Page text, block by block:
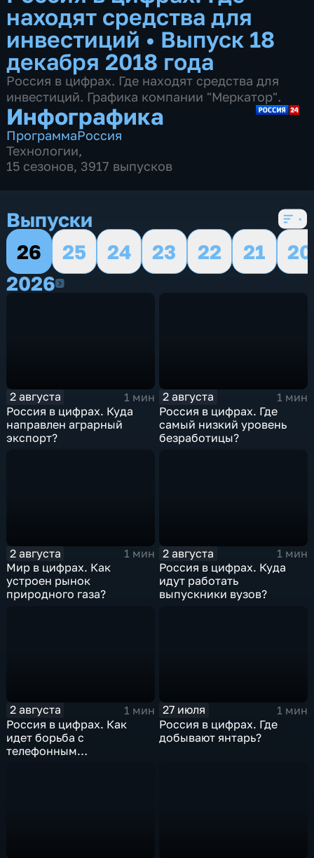
находят средства для
инвестиций • Выпуск 18
декабря 2018 года
Россия в цифрах. Где находят средства для
инвестиций. Графика компании "Меркатор".
Инфографика
ПрограммаРоссия
Технологии,
15 сезонов, 3917 выпусков
Выпуски
26
25 24 23 22 21
20
20262026
2 августа
1 мин
Россия в цифрах. Куда
направлен аграрный
экспорт?
2 августа
1 мин
Россия в цифрах. Где
самый низкий уровень
безработицы?
2 августа
1 мин
Мир в цифрах. Как
устроен рынок
природного газа?
2 августа
1 мин
Россия в цифрах. Куда
идут работать
выпускники вузов?
2 августа
1 мин
Россия в цифрах. Как
идет борьба с
телефонным
27 июля
1 мин
Россия в цифрах. Где
добывают янтарь?